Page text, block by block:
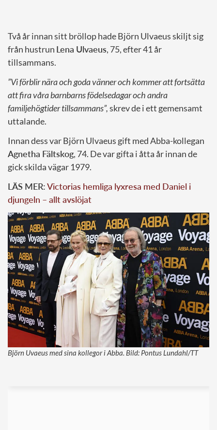
Två år innan sitt bröllop hade Björn Ulvaeus skiljt sig
från hustrun Lena Ulvaeus, 75, efter 41 år
tillsammans.
”Vi förblir nära och goda vänner och kommer att fortsätta
att fira våra barnbarns födelsedagar och andra
familjehögtider tillsammans”,skrev de i ett gemensamt
uttalande.
Innan dess var Björn Ulvaeus gift med Abba-kollegan
Agnetha Fältskog, 74. De var gifta i åtta år innan de
gick skilda vägar 1979.
LÄS MER:Victorias hemliga lyxresa med Daniel i
djungeln – allt avslöjat
Björn Uvaeus med sina kollegor i Abba. Bild: Pontus Lundahl/TT